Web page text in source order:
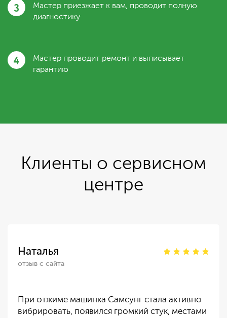
3
Мастер приезжает к вам, проводит полную
диагностику
4
Мастер проводит ремонт и выписывает
гарантию
Клиенты о сервисном
центре
Наталья
отзыв с сайта
При отжиме машинка Самсунг стала активно
вибрировать, появился громкий стук, местами